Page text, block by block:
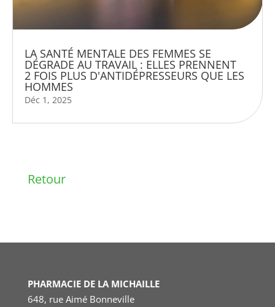
LA SANTÉ MENTALE DES FEMMES SE
DÉGRADE AU TRAVAIL : ELLES PRENNENT
2 FOIS PLUS D'ANTIDÉPRESSEURS QUE LES
HOMMES
Déc 1, 2025
Retour
PHARMACIE DE LA MICHAILLE
648, rue Aimé Bonneville